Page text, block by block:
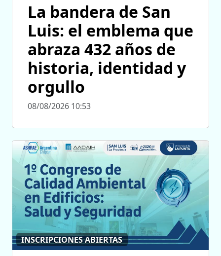
La bandera de San
Luis: el emblema que
abraza 432 años de
historia, identidad y
orgullo
08/08/2026 10:53
INSCRIPCIONES ABIERTAS